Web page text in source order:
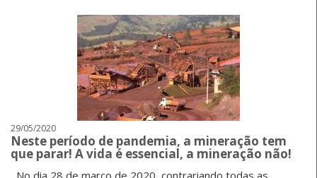
29/05/2020
Neste período de pandemia, a mineração tem
que parar! A vida é essencial, a mineração não!